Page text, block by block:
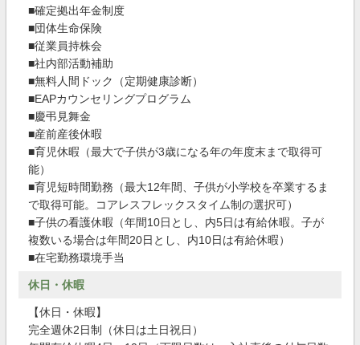
■確定拠出年金制度
■団体生命保険
■従業員持株会
■社内部活動補助
■無料人間ドック（定期健康診断）
■EAPカウンセリングプログラム
■慶弔見舞金
■産前産後休暇
■育児休暇（最大で子供が3歳になる年の年度末まで取得可
能）
■育児短時間勤務（最大12年間、子供が小学校を卒業するま
で取得可能。コアレスフレックスタイム制の選択可）
■子供の看護休暇（年間10日とし、内5日は有給休暇。子が
複数いる場合は年間20日とし、内10日は有給休暇）
■在宅勤務環境手当
休日・休暇
【休日・休暇】
完全週休2日制（休日は土日祝日）